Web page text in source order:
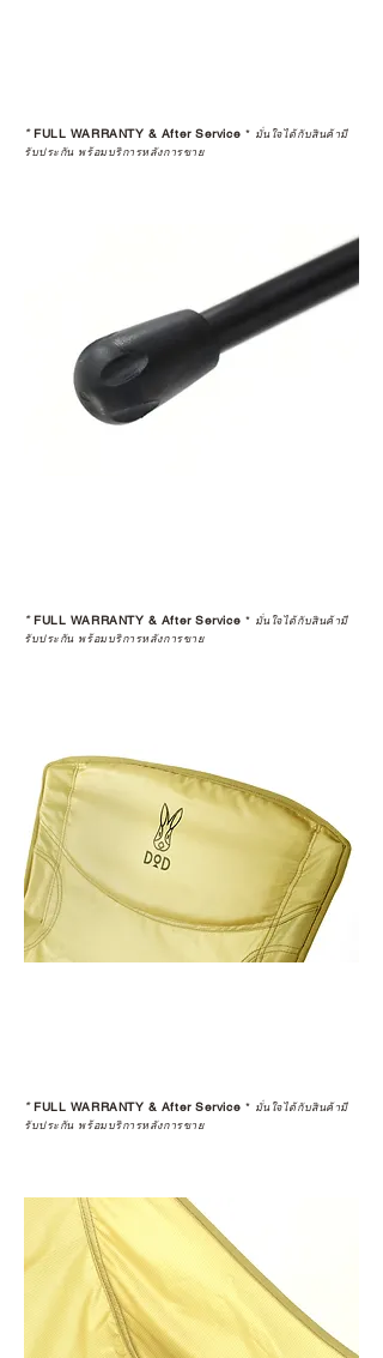
*FULL WARRANTY & After Service * มั่นใจได้กับสินค้ามี
รับประกัน พร้อมบริการหลังการขาย
*FULL WARRANTY & After Service * มั่นใจได้กับสินค้ามี
รับประกัน พร้อมบริการหลังการขาย
*FULL WARRANTY & After Service * มั่นใจได้กับสินค้ามี
รับประกัน พร้อมบริการหลังการขาย